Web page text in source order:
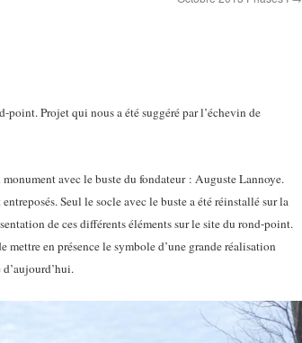
Projet qui nous a été suggéré par l’échevin de
avec le buste du fondateur : Auguste Lannoye.
Seul le socle avec le buste a été réinstallé sur la
de ces différents éléments sur le site du rond-point.
en présence le symbole d’une grande réalisation